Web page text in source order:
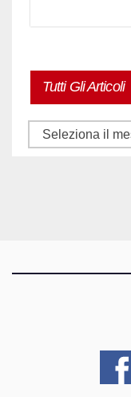
Tutti Gli Articoli
Tutti